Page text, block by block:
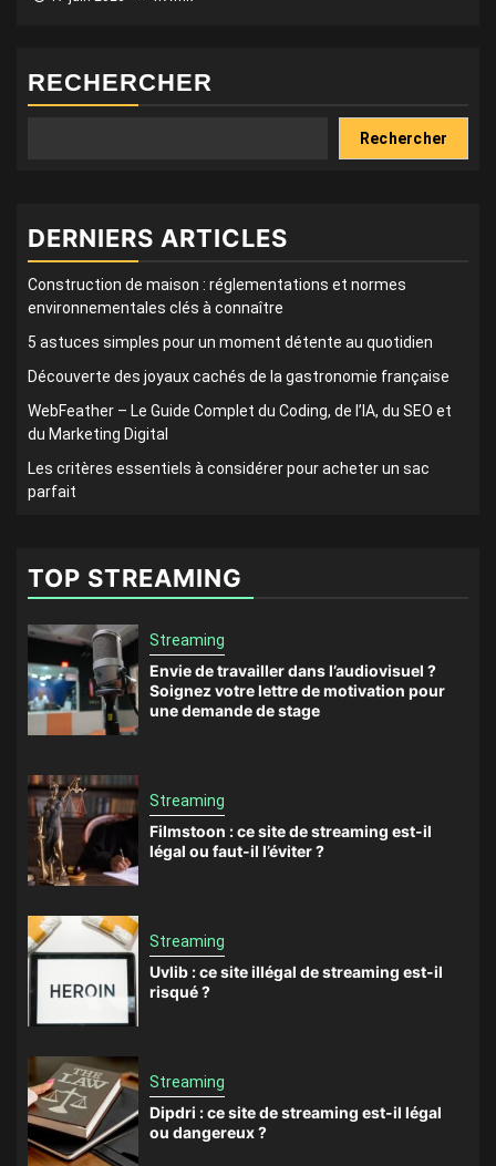
RECHERCHER
Rechercher
DERNIERS ARTICLES
Construction de maison : réglementations et normes
environnementales clés à connaître
5 astuces simples pour un moment détente au quotidien
Découverte des joyaux cachés de la gastronomie française
WebFeather – Le Guide Complet du Coding, de l’IA, du SEO et
du Marketing Digital
Les critères essentiels à considérer pour acheter un sac
parfait
TOP STREAMING
Streaming
Envie de travailler dans l’audiovisuel ?
Soignez votre lettre de motivation pour
une demande de stage
Streaming
Filmstoon : ce site de streaming est-il
légal ou faut-il l’éviter ?
Streaming
Uvlib : ce site illégal de streaming est-il
risqué ?
Streaming
Dipdri : ce site de streaming est-il légal
ou dangereux ?